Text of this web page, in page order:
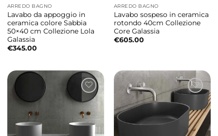
ARREDO BAGNO
Lavabo da appoggio in
ceramica colore Sabbia
50×40 cm Collezione Lola
Galassia
€345.00
ARREDO BAGNO
Lavabo sospeso in ceramica
rotondo 40cm Collezione
Core Galassia
€605.00